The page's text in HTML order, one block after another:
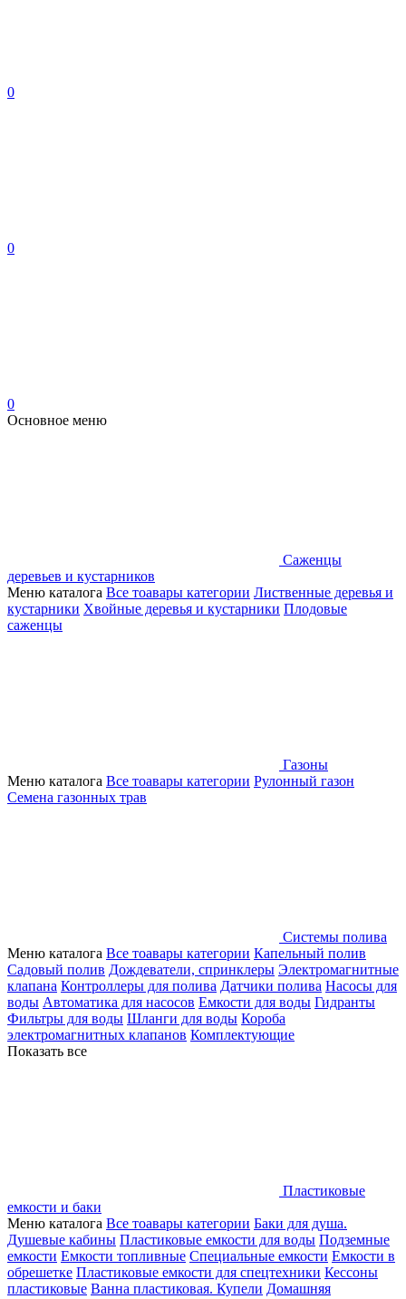
0
0
0
Основное меню
Саженцы
деревьев и кустарников
Меню каталога Все тоавары категории Лиственные деревья и
кустарники Хвойные деревья и кустарники Плодовые
саженцы
Газоны
Меню каталога Все тоавары категории Рулонный газон
Семена газонных трав
Системы полива
Меню каталога Все тоавары категории Капельный полив
Садовый полив Дождеватели, спринклеры Электромагнитные
клапана Контроллеры для полива Датчики полива Насосы для
воды Автоматика для насосов Емкости для воды Гидранты
Фильтры для воды Шланги для воды Короба
электромагнитных клапанов Комплектующие
Показать все
Пластиковые
емкости и баки
Меню каталога Все тоавары категории Баки для душа.
Душевые кабины Пластиковые емкости для воды Подземные
емкости Емкости топливные Специальные емкости Емкости в
обрешетке Пластиковые емкости для спецтехники Кессоны
пластиковые Ванна пластиковая. Купели Домашняя